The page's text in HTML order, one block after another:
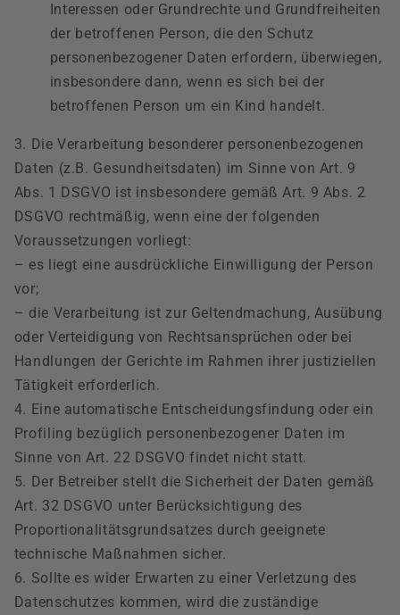
Interessen oder Grundrechte und Grundfreiheiten
der betroffenen Person, die den Schutz
personenbezogener Daten erfordern, überwiegen,
insbesondere dann, wenn es sich bei der
betroffenen Person um ein Kind handelt.
3. Die Verarbeitung besonderer personenbezogenen
Daten (z.B. Gesundheitsdaten) im Sinne von Art. 9
Abs. 1 DSGVO ist insbesondere gemäß Art. 9 Abs. 2
DSGVO rechtmäßig, wenn eine der folgenden
Voraussetzungen vorliegt:
– es liegt eine ausdrückliche Einwilligung der Person
vor;
– die Verarbeitung ist zur Geltendmachung, Ausübung
oder Verteidigung von Rechtsansprüchen oder bei
Handlungen der Gerichte im Rahmen ihrer justiziellen
Tätigkeit erforderlich.
4. Eine automatische Entscheidungsfindung oder ein
Profiling bezüglich personenbezogener Daten im
Sinne von Art. 22 DSGVO findet nicht statt.
5. Der Betreiber stellt die Sicherheit der Daten gemäß
Art. 32 DSGVO unter Berücksichtigung des
Proportionalitätsgrundsatzes durch geeignete
technische Maßnahmen sicher.
6. Sollte es wider Erwarten zu einer Verletzung des
Datenschutzes kommen, wird die zuständige